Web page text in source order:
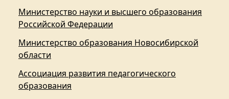
Министерство науки и высшего образования
Российской Федерации
Министерство образования Новосибирской
области
Ассоциация развития педагогического
образования